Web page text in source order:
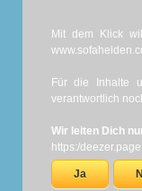
Mit dem Klick
Für die Inhalte
verantwortlich
Wir leiten Dich
https:/
Ja